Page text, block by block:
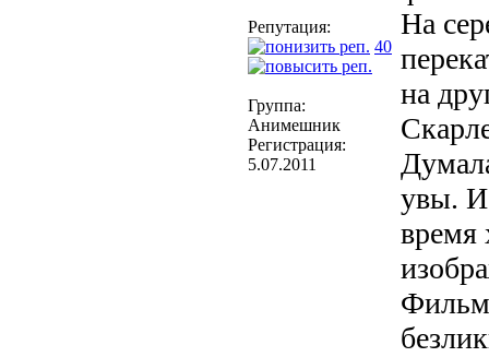
Репутация:
40
Группа:
Анимешник
Регистрация:
5.07.2011
На
на
увы. И
время
Фильм